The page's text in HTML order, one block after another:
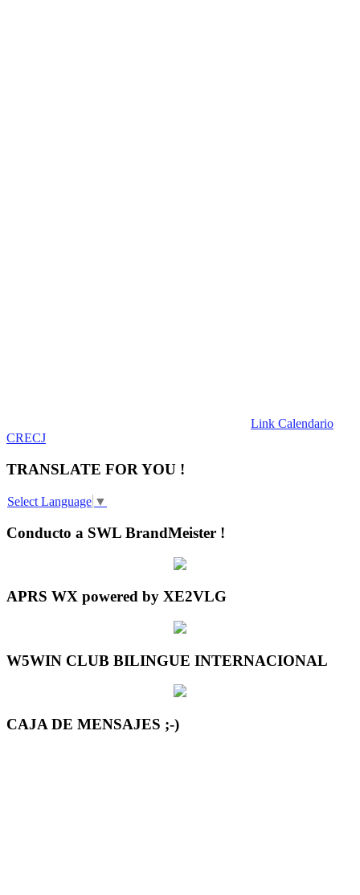
Link Calendario
CRECJ
TRANSLATE FOR YOU !
Select Language ▼
Conducto a SWL BrandMeister !
APRS WX powered by XE2VLG
W5WIN CLUB BILINGUE INTERNACIONAL
CAJA DE MENSAJES ;-)